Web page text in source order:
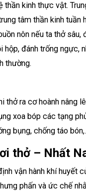
kinh thực vật.
tâm thần kinh tuần
nôn nếu ta thở
đánh trống ngực,
thường.
thở ra cơ hoành nâng
xoa bóp các tạng
bụng, chống táo
thở – Nhất
vận hành khí huyết
phấn và ức chế